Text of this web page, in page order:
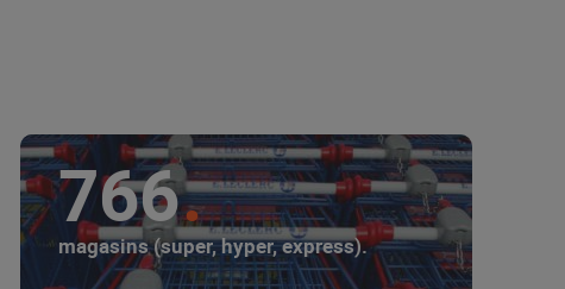
766
magasins (super, hyper, express).